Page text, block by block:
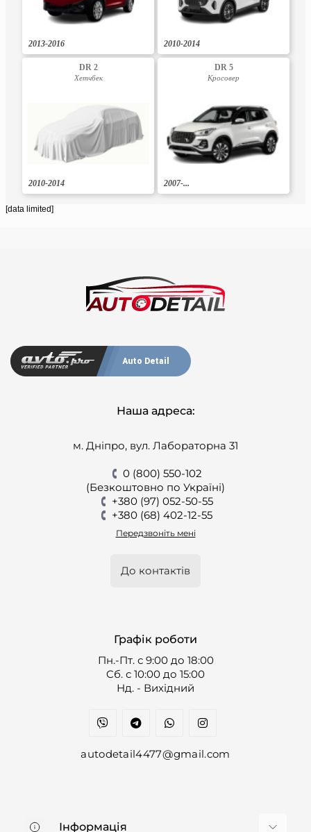
2013-2016 2010-2014
DR 2
Хетчбек
2010-2014
DR 5
Кросовер
2007-...
[data limited]
Auto Detail
Наша адреса:
м. Дніпро, вул. Лабораторна 31
0 (800) 550-102
(Безкоштовно по Україні)
+380 (97) 052-50-55
+380 (68) 402-12-55
Передзвоніть мені
До контактів
Графік роботи
Пн.-Пт. с 9:00 до 18:00
Cб. с 10:00 до 15:00
Нд. - Вихідний
autodetail4477@gmail.com
Інформація